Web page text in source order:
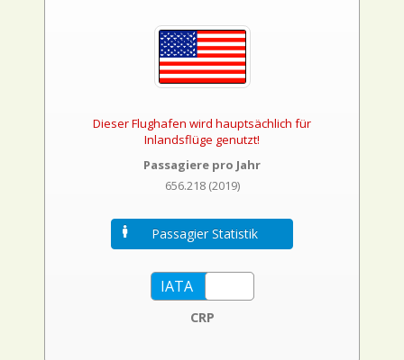
Dieser Flughafen wird hauptsächlich für
Inlandsflüge genutzt!
Passagiere pro Jahr
656.218 (2019)
Passagier Statistik
CRP